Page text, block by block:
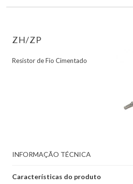
ZH/ZP
Resistor de Fio Cimentado
INFORMAÇÃO TÉCNICA
Características do produto